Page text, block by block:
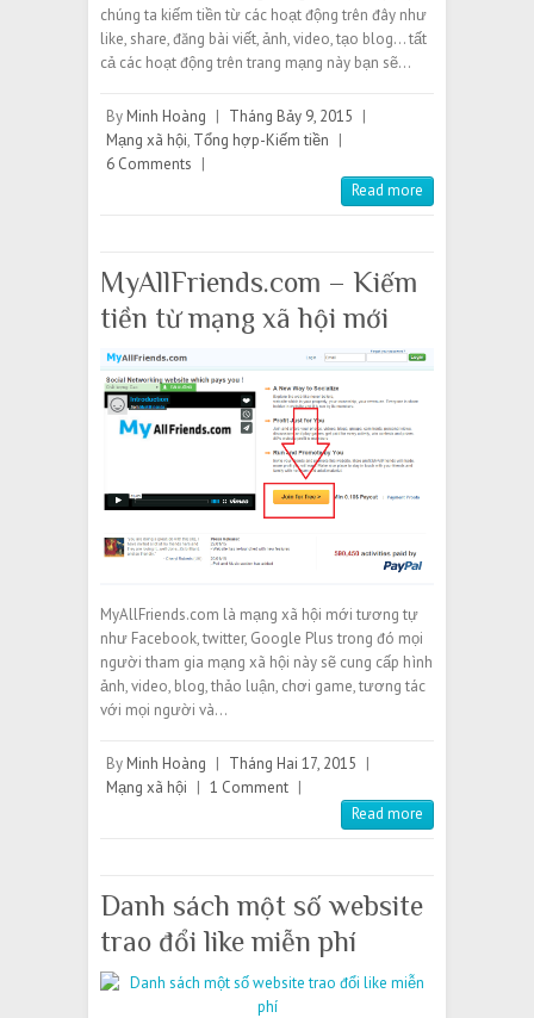
chúng ta kiếm tiền từ các hoạt động trên đây như
like, share, đăng bài viết, ảnh, video, tạo blog… tất
cả các hoạt động trên trang mạng này bạn sẽ…
By Minh Hoàng | Tháng Bảy 9, 2015 |
Mạng xã hội, Tổng hợp-Kiếm tiền |
6 Comments |
Read more
MyAllFriends.com – Kiếm
tiền từ mạng xã hội mới
MyAllFriends.com là mạng xã hội mới tương tự
như Facebook, twitter, Google Plus trong đó mọi
người tham gia mạng xã hội này sẽ cung cấp hình
ảnh, video, blog, thảo luận, chơi game, tương tác
với mọi người và…
By Minh Hoàng | Tháng Hai 17, 2015 |
Mạng xã hội | 1 Comment |
Read more
Danh sách một số website
trao đổi like miễn phí